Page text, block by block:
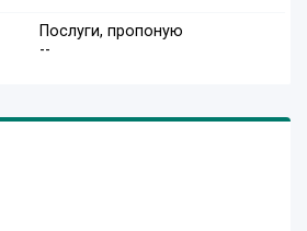
Послуги, пропоную
--